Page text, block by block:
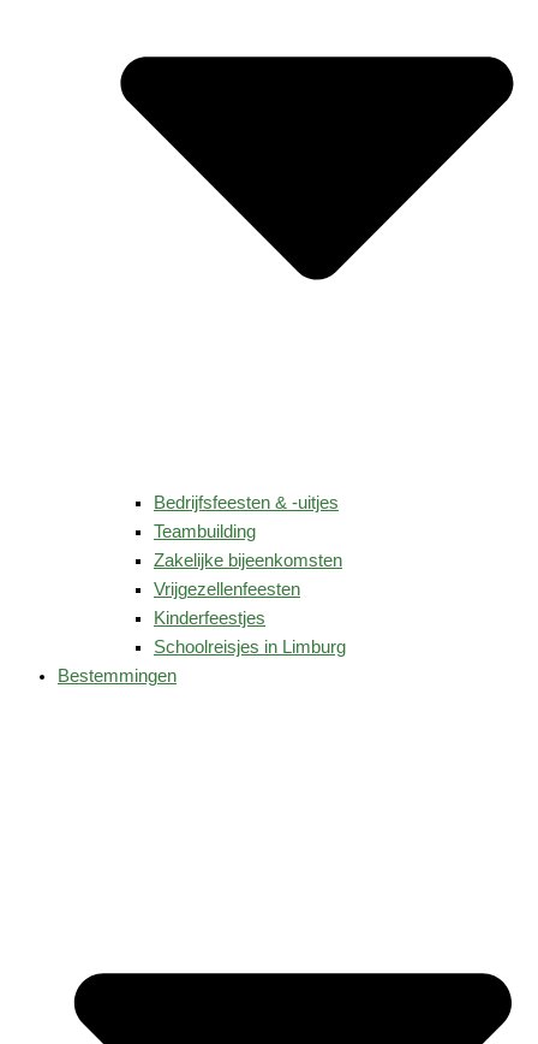
Bedrijfsfeesten & -uitjes
Teambuilding
Zakelijke bijeenkomsten
Vrijgezellenfeesten
Kinderfeestjes
Schoolreisjes in Limburg
Bestemmingen